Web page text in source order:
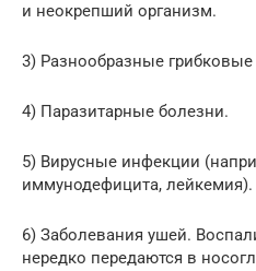
и неокрепший организм.
3) Разнообразные
4) Паразитарные болезни.
5) Вирусные инфекции
иммунодефицита, лейкемия).
6) Заболевания ушей.
нередко передаются в